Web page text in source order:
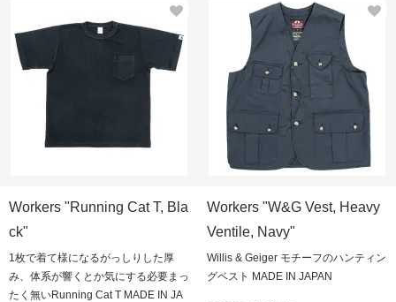
Workers "Running Cat T, Bla
ck"
1枚で着て様になるがっしりした厚
み、体系が響くとか気にする必要まっ
たく無いRunning Cat T MADE IN JA
Workers "W&G Vest, Heavy
Ventile, Navy"
Willis & Geiger モチーフのハンティン
グベスト MADE IN JAPAN